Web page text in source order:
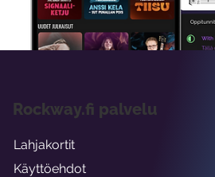
viikon ajaksi.
Rockway.fi palvelu
Lahjakortit
Käyttöehdot